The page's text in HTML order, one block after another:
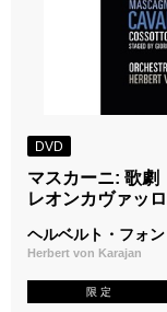
DVD
マスカーニ: 歌劇
レオンカヴァッ
ヘルベルト・フォ
Herbert von Karajan
限 定